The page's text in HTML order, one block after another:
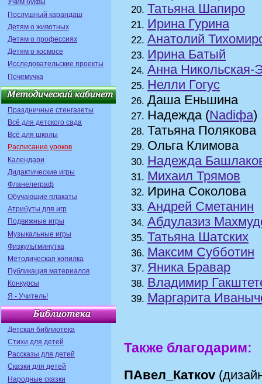
Учим буквы
Послушный карандаш
Детям о животных
Детям о профессиях
Детям о космосе
Исследовательские проекты
Почемучка
Праздничные стенгазеты
Всё для детского сада
Всё для школы
Расписание уроков
Календари
Дидактические игры
Фланелеграф
Обучающие плакаты
Атрибуты для игр
Подвижные игры
Музыкальные игры
Физкультминутка
Методическая копилка
Публикация материалов
Конкурсы
Я - Учитель!
Детская библиотека
Стихи для детей
Рассказы для детей
Сказки для детей
Народные сказки
Татьяна Шапиро
Ирина Гурина
Анатолий
Ирина Батый
Анна Никольская-
Нелли Гогус
Даша Еньшина
Надежда (Nadiфа)
Татьяна Полякова
Ольга Климова
Надежда
Михаил Трямов
Ирина Соколова
Андрей Сметанин
Абдулазиз
Татьяна Шатских
Максим Субботин
Яника Бравар
Владимир
Маргарита
Также благодарим:
ПАвел_Каткоv